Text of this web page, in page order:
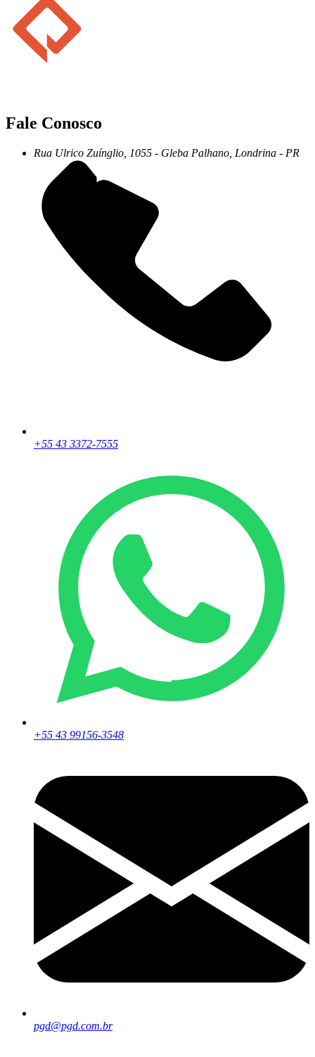
Fale Conosco
Rua Ulrico Zuínglio, 1055 - Gleba Palhano, Londrina - PR
+55 43 3372-7555
+55 43 99156-3548
pgd@pgd.com.br